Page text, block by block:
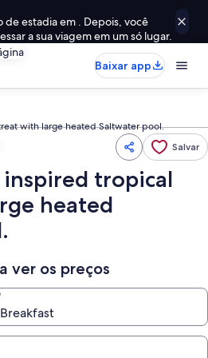
de estadia em . Depois, você
a sua viagem em um só lugar.
Baixar app
with large heated Saltwater pool.
Salvar
inspired tropical
heated
ver os preços